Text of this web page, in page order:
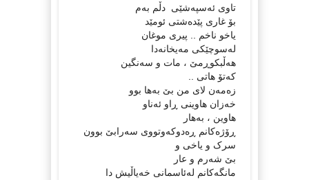
تاوی ئه‌سپه‌شێی دڵم به‌م
بۆ غاری پێده‌شتی ئومێد
یاخو ناخم .. پیری موغان
له‌سوچێکی مه‌یخانه‌دا
هه‌ڵبکوڕمێ ، مات و سه‌نگین
که‌تۆ هاتی ..
زه‌مه‌ن لای من بێ به‌ها بوو
خه‌زان هاوینی ڕاو ئه‌ناو
هاوین ، به‌هار
ڕۆژه‌کانم ڕه‌دوکه‌وتووی سه‌رابێ بوون
سرک و یاخی و
بێ شه‌رم و عار
مانگه‌کانم له‌ئاسمانی خه‌یاڵیش دا